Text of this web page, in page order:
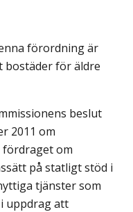
förordning är
bostäder för äldre
beslut
2011 om
fördraget om
på statligt stöd i
tjänster som
uppdrag att